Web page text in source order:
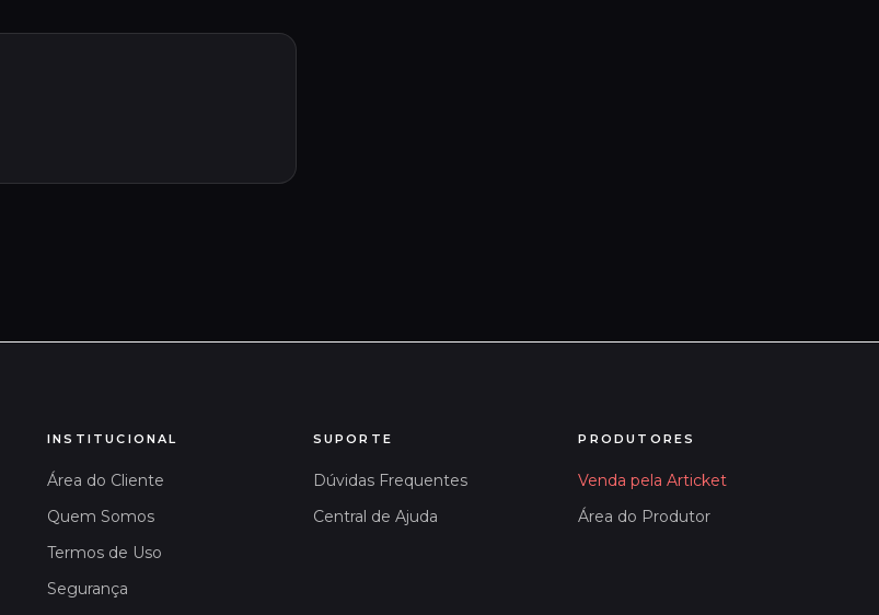
INSTITUCIONAL
Área do Cliente
Quem Somos
Termos de Uso
Segurança
SUPORTE
Dúvidas Frequentes
Central de Ajuda
PRODUTORES
Venda pela Articket
Área do Produtor